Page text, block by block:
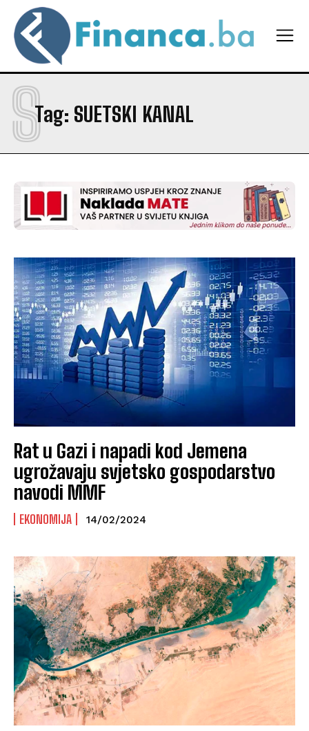
Tag: SUETSKI KANAL
S
Rat u Gazi i napadi kod Jemena
ugrožavaju svjetsko gospodarstvo
navodi MMF
EKONOMIJA 14/02/2024